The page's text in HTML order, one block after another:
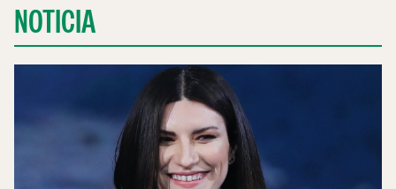
NOTICIA